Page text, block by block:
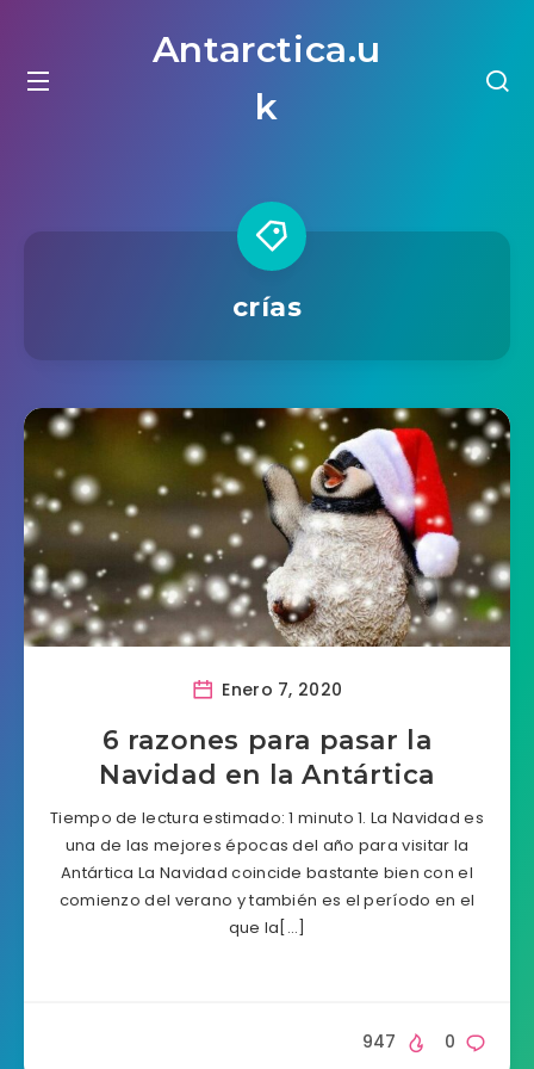
Antarctica.u
k
crías
Enero 7, 2020
6 razones para pasar la
Navidad en la Antártica
Tiempo de lectura estimado: 1 minuto 1. La Navidad es
una de las mejores épocas del año para visitar la
Antártica La Navidad coincide bastante bien con el
comienzo del verano y también es el período en el
que la[…]
0
947